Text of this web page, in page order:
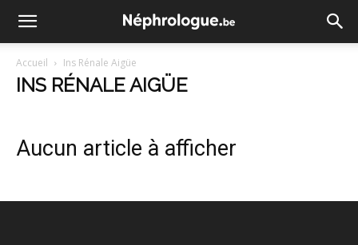
Accueil Ins Rénale Aigüe
INS RÉNALE AIGÜE
Aucun article à afficher